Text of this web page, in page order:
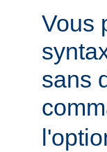
Vous
sans